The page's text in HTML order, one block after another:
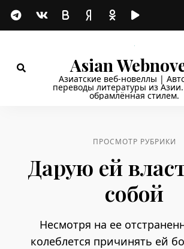
Asian
Азиатские веб-новеллы |
переводы литературы из
обрамлённая стилем.
ПРОСМОТР РУБРИКИ
Дарую ей
собой
Несмотря на ее
колеблется причинять ей